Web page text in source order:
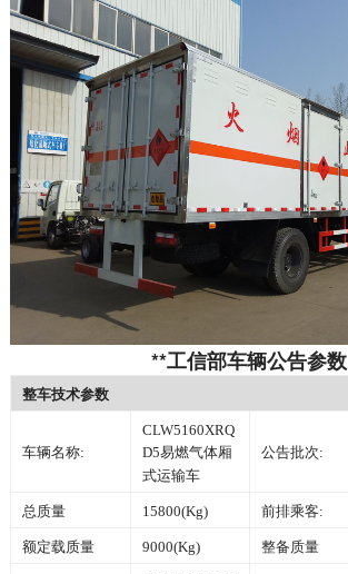
**工信部车辆公告参数
整车技术参数
车辆名称:
CLW5160XRQ
D5易燃气体厢
式运输车
公告批次:
总质量 15800(Kg) 前排乘客:
额定载质量 9000(Kg) 整备质量